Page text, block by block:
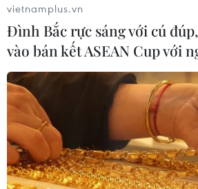
Khai mạc Vòng loại môn Bóng rổ
hội Thể thao sinh viên toàn quốc
năm 2026
05/08/2026 11:57
Toàn cảnh ASEAN Cup:
Lan "thắng như chẻ tre", thách
vietnamplus.vn
Đình Bắc rực sáng với cú
vào bán kết ASEAN Cup với